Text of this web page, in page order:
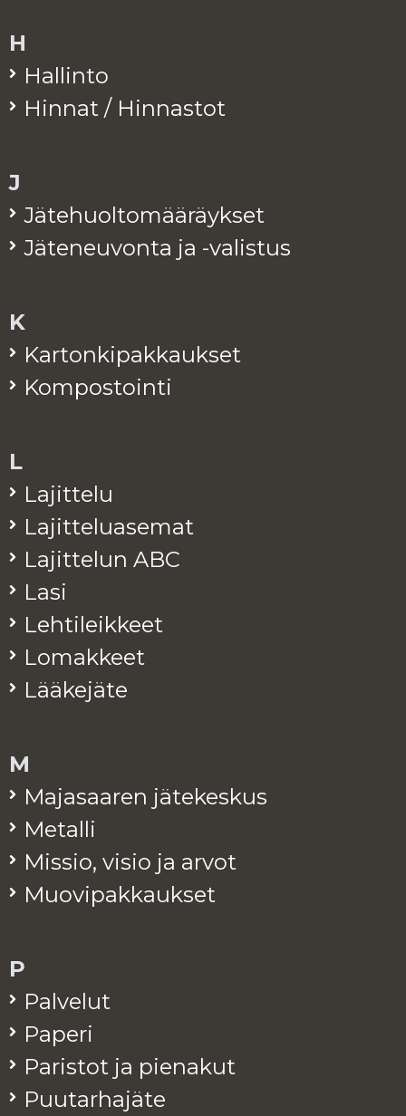
H
Hal­lin­to
Hin­nat / Hin­nas­tot
J
Jä­te­huol­to­mää­räyk­set
Jä­te­neu­von­ta ja -va­lis­tus
K
Kar­ton­ki­pak­kauk­set
Kom­pos­toin­ti
L
La­jit­te­lu
La­jit­te­lua­se­mat
La­jit­te­lun ABC
Lasi
Leh­ti­leik­keet
Lo­mak­keet
Lää­ke­jä­te
M
Ma­ja­saa­ren jä­te­kes­kus
Me­tal­li
Mis­sio, visio ja arvot
Muo­vi­pak­kauk­set
P
Pal­ve­lut
Pa­pe­ri
Pa­ris­tot ja pie­na­kut
Puu­tar­ha­jä­te